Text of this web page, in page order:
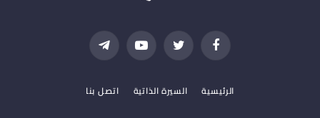
فيسبوك تويتر يوتيوب تيلقرام
الرئيسية السيرة الذاتية اتصل بنا